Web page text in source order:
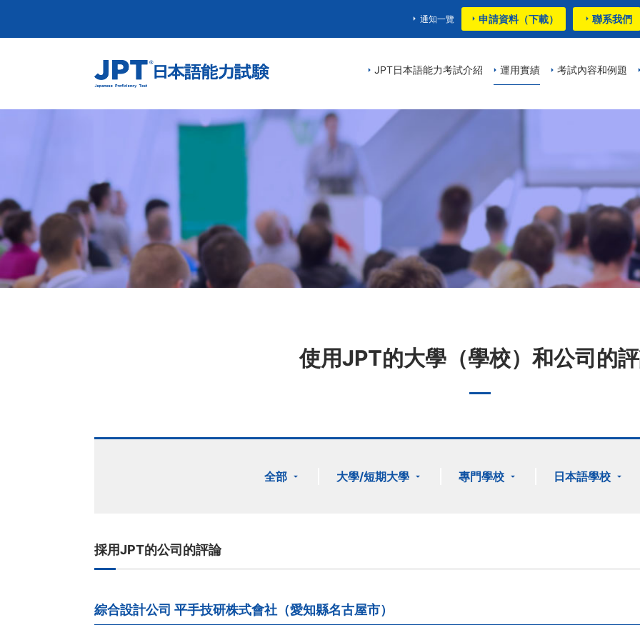
JPT日本語能力考試介紹 運用實績 考試內容和例題
通知一覽 申請資料（下載） 聯系我們
使用JPT的大學（學校）和公司的
全部 大學/短期大學 專門學校 日本語學校
採用JPT的公司的評論
綜合設計公司 平手技研株式會社（愛知縣名古屋市）